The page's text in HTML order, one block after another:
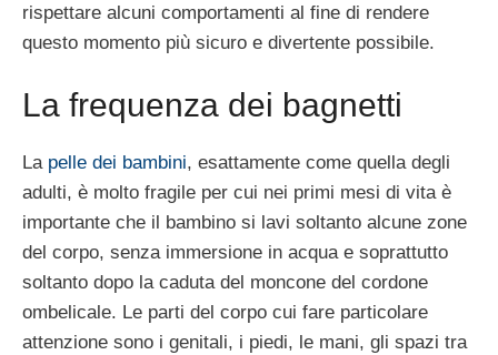
rispettare alcuni comportamenti al fine di rendere
questo momento più sicuro e divertente possibile.
La frequenza dei bagnetti
La pelle dei bambini, esattamente come quella degli
adulti, è molto fragile per cui nei primi mesi di vita è
importante che il bambino si lavi soltanto alcune zone
del corpo, senza immersione in acqua e soprattutto
soltanto dopo la caduta del moncone del cordone
ombelicale. Le parti del corpo cui fare particolare
attenzione sono i genitali, i piedi, le mani, gli spazi tra